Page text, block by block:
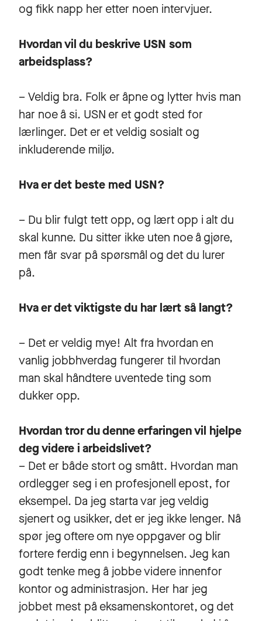
og fikk napp her etter noen intervjuer.
Hvordan vil du beskrive USN som
arbeidsplass?
– Veldig bra. Folk er åpne og lytter hvis man
har noe å si. USN er et godt sted for
lærlinger. Det er et veldig sosialt og
inkluderende miljø.
Hva er det beste med USN?
– Du blir fulgt tett opp, og lært opp i alt du
skal kunne. Du sitter ikke uten noe å gjøre,
men får svar på spørsmål og det du lurer
på.
Hva er det viktigste du har lært så langt?
– Det er veldig mye! Alt fra hvordan en
vanlig jobbhverdag fungerer til hvordan
man skal håndtere uventede ting som
dukker opp.
Hvordan tror du denne erfaringen vil hjelpe
deg videre i arbeidslivet?
– Det er både stort og smått. Hvordan man
ordlegger seg i en profesjonell epost, for
eksempel. Da jeg starta var jeg veldig
sjenert og usikker, det er jeg ikke lenger. Nå
spør jeg oftere om nye oppgaver og blir
fortere ferdig enn i begynnelsen. Jeg kan
godt tenke meg å jobbe videre innenfor
kontor og administrasjon. Her har jeg
jobbet mest på eksamenskontoret, og det